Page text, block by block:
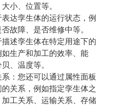
小、位置等。
达孪生体的运行状态，例
故障、是否维修中等。
述孪生体在特定用途下的
生产和加工的效率、能
、温度等。
：您还可以通过属性面板
关系，例如指定孪生体之
工关系、运输关系、存储